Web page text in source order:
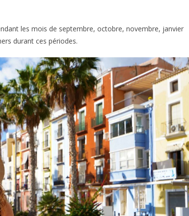
les mois de septembre, octobre, novembre, janvier
durant ces périodes.